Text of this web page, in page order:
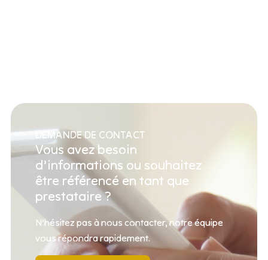
DEMANDE DE CONTACT
Vous avez besoin
d’informations ou souhaitez
être référencé en tant que
prestataire ?
N’hésitez pas à nous contacter, notre équipe
vous répondra rapidement.